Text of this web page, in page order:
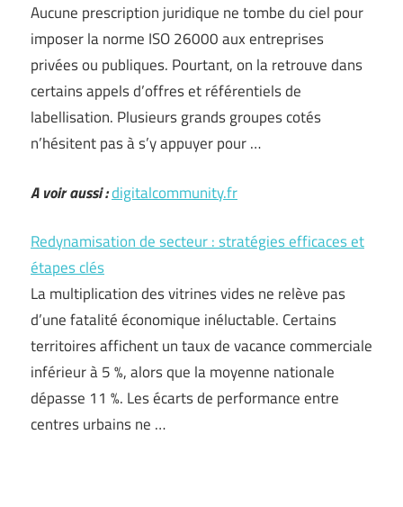
Aucune prescription juridique ne tombe du ciel pour
imposer la norme ISO 26000 aux entreprises
privées ou publiques. Pourtant, on la retrouve dans
certains appels d’offres et référentiels de
labellisation. Plusieurs grands groupes cotés
n’hésitent pas à s’y appuyer pour …
A voir aussi :digitalcommunity.fr
Redynamisation de secteur : stratégies efficaces et
étapes clés
La multiplication des vitrines vides ne relève pas
d’une fatalité économique inéluctable. Certains
territoires affichent un taux de vacance commerciale
inférieur à 5 %, alors que la moyenne nationale
dépasse 11 %. Les écarts de performance entre
centres urbains ne …